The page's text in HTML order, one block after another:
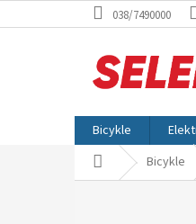
na
038/7490000
Bicykle
DomovBicykle